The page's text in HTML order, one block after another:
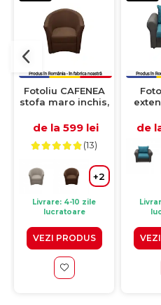
Fotoliu CAFENEA
stofa maro inchis,
de la 599 lei
(13)
+2
Livrare: 4-10 zile
lucratoare
VEZI PRODUS
de